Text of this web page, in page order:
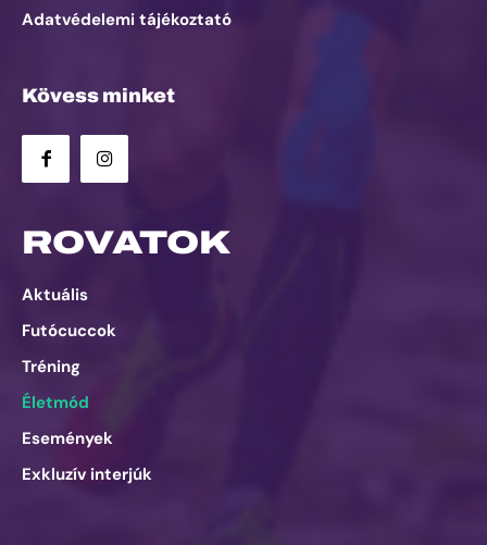
Adatvédelemi tájékoztató
Kövess minket
ROVATOK
Aktuális
Futócuccok
Tréning
Életmód
Események
Exkluzív interjúk